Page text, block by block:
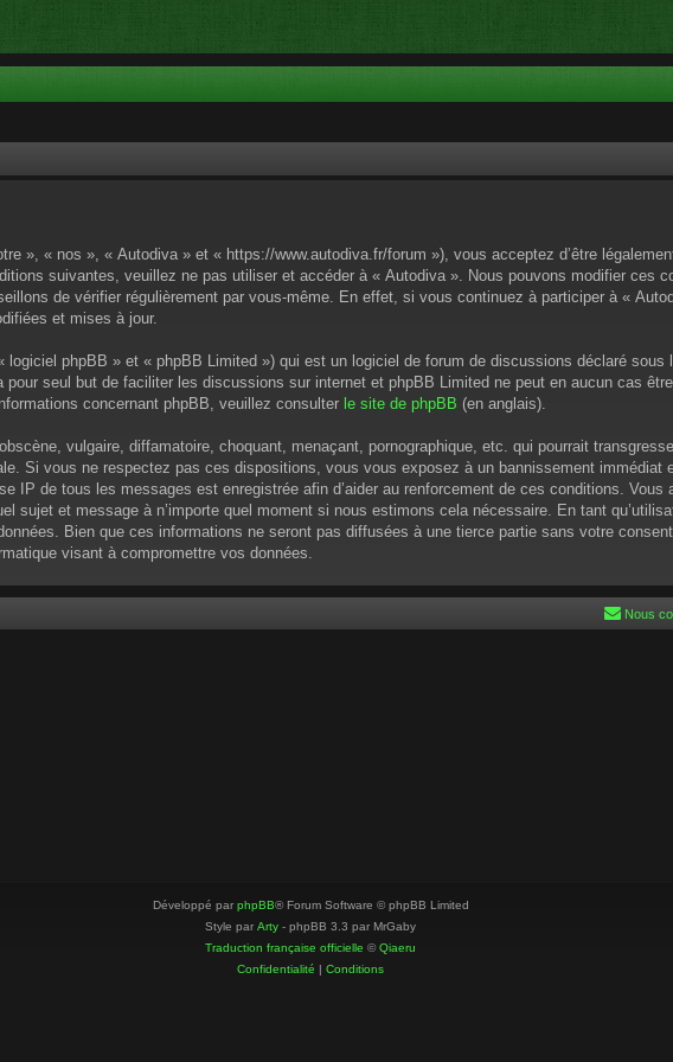
», « nos », « Autodiva » et « https://www.autodiva.fr/forum »), vous acceptez d’être
suivantes, veuillez ne pas utiliser et accéder à « Autodiva ». Nous pouvons modifier ces
de vérifier régulièrement par vous-même. En effet, si vous continuez à participer à «
et mises à jour.
phpBB » et « phpBB Limited ») qui est un logiciel de forum de discussions déclaré sous
pour seul but de faciliter les discussions sur internet et phpBB Limited ne peut en aucun cas
concernant phpBB, veuillez consulter le site de phpBB (en anglais).
vulgaire, diffamatoire, choquant, menaçant, pornographique, etc. qui pourrait
Si vous ne respectez pas ces dispositions, vous vous exposez à un bannissement immédiat
IP de tous les messages est enregistrée afin d’aider au renforcement de ces conditions.
sujet et message à n’importe quel moment si nous estimons cela nécessaire. En tant
Bien que ces informations ne seront pas diffusées à une tierce partie sans votre
visant à compromettre vos données.
Nous
Développé par phpBB® Forum Software © phpBB Limited
Style par Arty - phpBB 3.3 par MrGaby
Traduction française officielle ©Qiaeru
Confidentialité | Conditions